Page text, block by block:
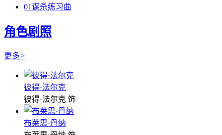
01谋杀练习曲
角色剧照
更多>
彼得·法尔克
彼得·法尔克 饰
布莱思·丹纳